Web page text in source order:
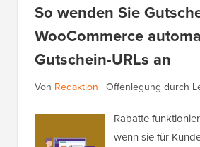
So wenden Sie
WooCommerce
Gutschein-URLs an
Von Redaktion | Offenlegung durch
Rabatte
wenn sie für